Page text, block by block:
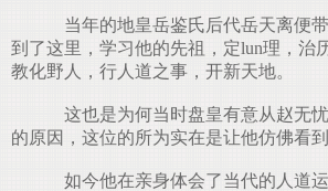
当年的地皇岳鉴氏后代岳天离便
到了这里，学习他的先祖，定lun理，治
教化野人，行人道之事，开新天地。
这也是为何当时盘皇有意从赵无
的原因，这位的所为实在是让他仿佛看
如今他在亲身体会了当代的人道